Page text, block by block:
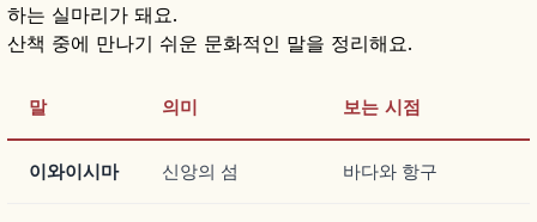
하는 실마리가 돼요.
산책 중에 만나기 쉬운 문화적인 말을 정리해요.
말 의미 보는 시점
이와이시마 신앙의 섬 바다와 항구